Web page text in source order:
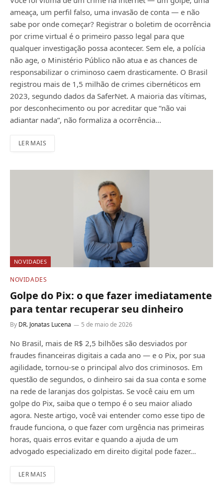
ameaça, um perfil falso, uma invasão de conta — e não
sabe por onde começar? Registrar o boletim de ocorrência
por crime virtual é o primeiro passo legal para que
qualquer investigação possa acontecer. Sem ele, a polícia
não age, o Ministério Público não atua e as chances de
responsabilizar o criminoso caem drasticamente. O Brasil
registrou mais de 1,5 milhão de crimes cibernéticos em
2023, segundo dados da SaferNet. A maioria das vítimas,
por desconhecimento ou por acreditar que “não vai
adiantar nada”, não formaliza a ocorrência…
LER MAIS
NOVIDADES
NOVIDADES
Golpe do Pix: o que fazer imediatamente
para tentar recuperar seu dinheiro
By DR. Jonatas Lucena 5 de maio de 2026
No Brasil, mais de R$ 2,5 bilhões são desviados por
fraudes financeiras digitais a cada ano — e o Pix, por sua
agilidade, tornou-se o principal alvo dos criminosos. Em
questão de segundos, o dinheiro sai da sua conta e some
na rede de laranjas dos golpistas. Se você caiu em um
golpe do Pix, saiba que o tempo é o seu maior aliado
agora. Neste artigo, você vai entender como esse tipo de
fraude funciona, o que fazer com urgência nas primeiras
horas, quais erros evitar e quando a ajuda de um
advogado especializado em direito digital pode fazer…
LER MAIS